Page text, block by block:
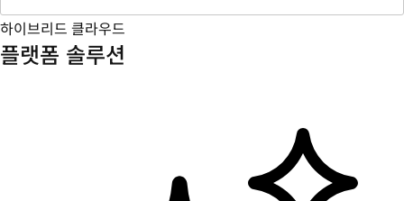
하이브리드 클라우드
플랫폼 솔루션